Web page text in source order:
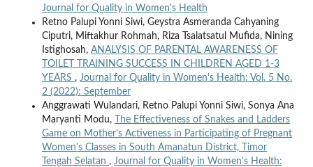
Journal for Quality in Women's Health
Retno Palupi Yonni Siwi, Geystra Asmeranda Cahyaning
Ciputri, Miftakhur Rohmah, Riza Tsalatsatul Mufida, Nining
Istighosah, ANALYSIS OF PARENTAL AWARENESS OF
TOILET TRAINING SUCCESS IN CHILDREN AGED 1-3
YEARS , Journal for Quality in Women's Health: Vol. 5 No.
2 (2022): September
Anggrawati Wulandari, Retno Palupi Yonni Siwi, Sonya Ana
Maryanti Modu,
The Effectiveness of Snakes and Ladders
Game on Mother's Activeness in Participating of Pregnant
Women's Classes in South Amanatun District, Timor
Tengah Selatan , Journal for Quality in Women's Health: